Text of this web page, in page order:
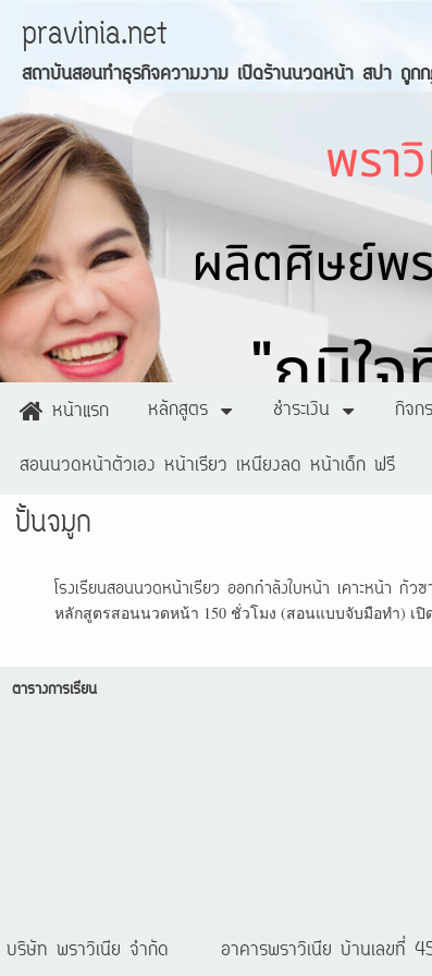
pravinia.net
สถาบันสอนทำธุรกิจความงาม เปิดร้านนวดหน้า สปา ถูก
หน้าแรก หลักสูตร ชำระเงิน กิจก
สอนนวดหน้าตัวเอง หน้าเรียว เหนียงลด หน้าเด็ก ฟรี
ปั้นจมูก
โรงเรียนสอนนวดหน้าเรียว ออกกำลังใบหน้า เคาะหน้า กัว
หลักสูตรสอนนวดหน้า 150 ชั่วโมง (สอนแบบจับมือทำ) เ
ตารางการเรียน
บริษัท พราวิเนีย จำกัด อาคารพราวิเนีย บ้านเลขที่